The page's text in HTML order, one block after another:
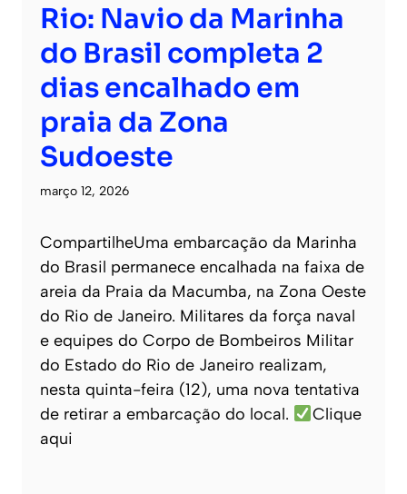
Rio: Navio da Marinha
do Brasil completa 2
dias encalhado em
praia da Zona
Sudoeste
março 12, 2026
CompartilheUma embarcação da Marinha
do Brasil permanece encalhada na faixa de
areia da Praia da Macumba, na Zona Oeste
do Rio de Janeiro. Militares da força naval
e equipes do Corpo de Bombeiros Militar
do Estado do Rio de Janeiro realizam,
nesta quinta-feira (12), uma nova tentativa
de retirar a embarcação do local.
Clique
aqui